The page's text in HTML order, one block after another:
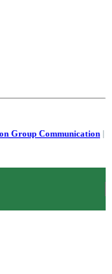
Group Communication |